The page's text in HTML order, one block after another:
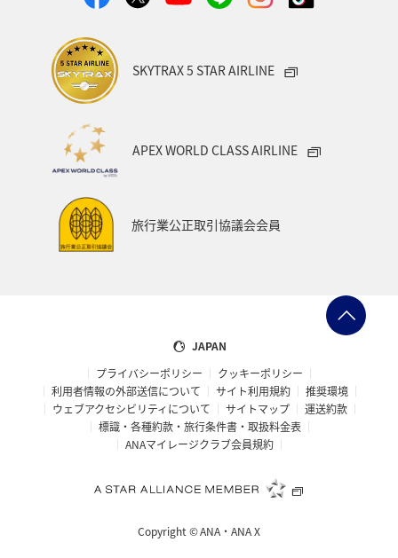
SKYTRAX 5 STAR AIRLINE
APEX WORLD CLASS AIRLINE
旅行業公正取引協議会会員
JAPAN
プライバシーポリシー
クッキーポリシー
利用者情報の外部送信について
サイト利用規約
推奨環境
ウェブアクセシビリティについて
サイトマップ
運送約款
標識・各種約款・旅行条件書・取扱料金表
ANAマイレージクラブ会員規約
Copyright ©ANA・ANA X